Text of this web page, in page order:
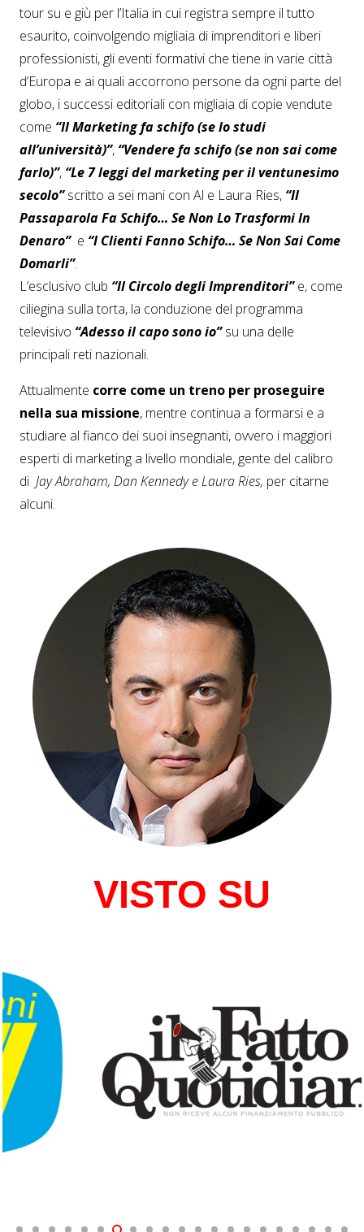
tour su e giù per l’Italia in cui registra sempre il tutto
esaurito, coinvolgendo migliaia di imprenditori e liberi
professionisti, gli eventi formativi che tiene in varie città
d’Europa e ai quali accorrono persone da ogni parte del
globo, i successi editoriali con migliaia di copie vendute
come “Il Marketing fa schifo (se lo studi
all’università)”, “Vendere fa schifo (se non sai come
farlo)”, “Le 7 leggi del marketing per il ventunesimo
secolo”scritto a sei mani con Al e Laura Ries, “Il
Passaparola Fa Schifo… Se Non Lo Trasformi In
Denaro” e “I Clienti Fanno Schifo… Se Non Sai Come
Domarli”.
L’esclusivo club “Il Circolo degli Imprenditori” e, come
ciliegina sulla torta, la conduzione del programma
televisivo “Adesso il capo sono io”su una delle
principali reti nazionali.
Attualmente corre come un treno per proseguire
nella sua missione, mentre continua a formarsi e a
studiare al fianco dei suoi insegnanti, ovvero i maggiori
esperti di marketing a livello mondiale, gente del calibro
di Jay Abraham, Dan Kennedy e Laura Ries, per citarne
alcuni.
VISTO SU